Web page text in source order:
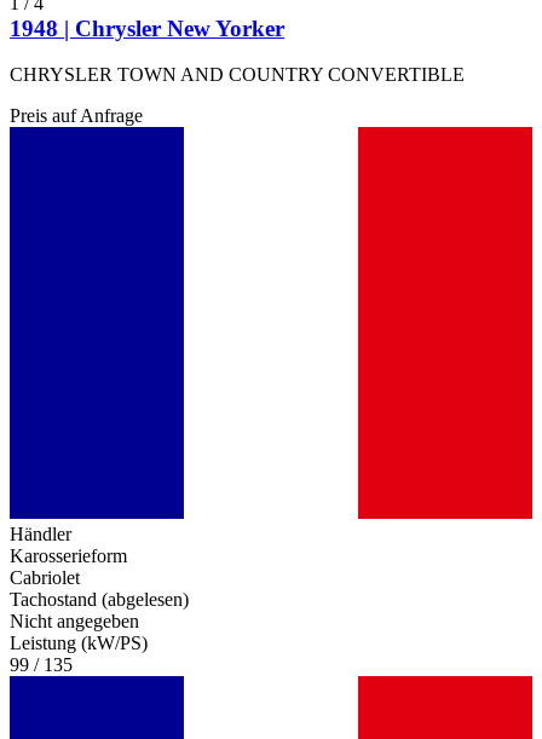
1948 | Chrysler New Yorker
CHRYSLER TOWN AND COUNTRY CONVERTIBLE
Preis auf Anfrage
Händler
Karosserieform
Cabriolet
Tachostand (abgelesen)
Nicht angegeben
Leistung (kW/PS)
99 / 135